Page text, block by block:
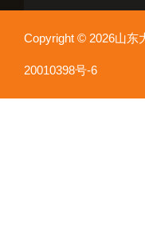
Copyright © 2026山
20010398号-6